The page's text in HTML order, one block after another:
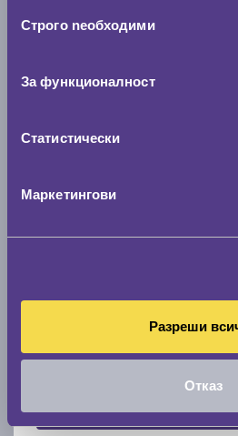
наСтрого nеобходими
За функционалност
Статистически
Маркетингови
Разреши
Отказ
Скоростомер при
Покажи